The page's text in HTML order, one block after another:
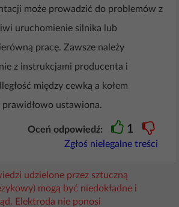
może prowadzić do problemów z
uruchomienie silnika lub
pracę. Zawsze należy
z instrukcjami producenta i
między cewką a kołem
ustawiona.
Oceń odpowiedź: 1
Zgłoś nielegalne treści
udzielone przez sztuczną
mogą być niedokładne i
Elektroda nie ponosi